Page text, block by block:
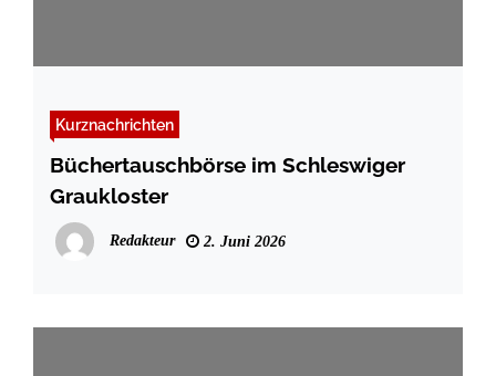
Kurznachrichten
Büchertauschbörse im Schleswiger
Graukloster
Redakteur 2. Juni 2026